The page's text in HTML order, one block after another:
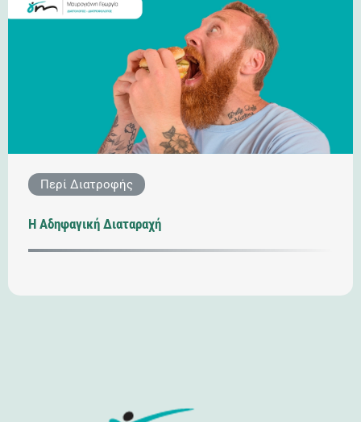
Περί Διατροφής
Η Αδηφαγική Διαταραχή